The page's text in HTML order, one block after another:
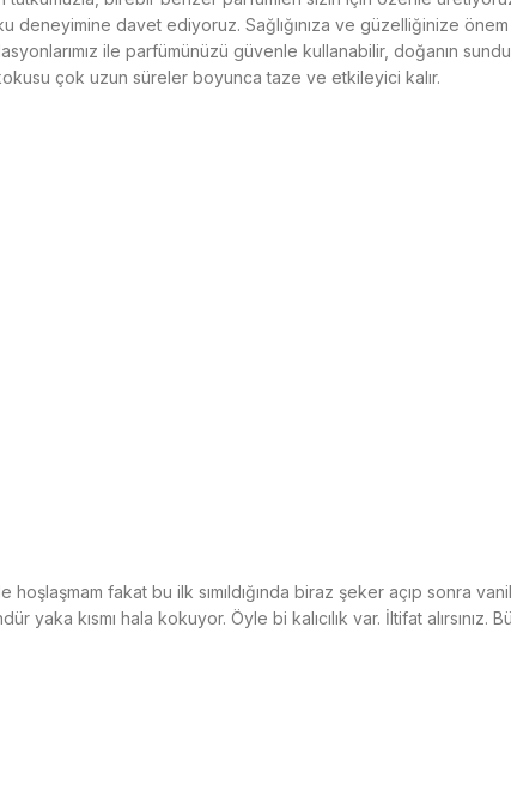
deneyimine davet ediyoruz. Sağlığınıza ve güzelliğinize
ile parfümünüzü güvenle kullanabilir, doğanın
çok uzun süreler boyunca taze ve etkileyici kalır.
fakat bu ilk sımıldığında biraz şeker açıp sonra
kısmı hala kokuyor. Öyle bi kalıcılık var. İltifat alırsınız.